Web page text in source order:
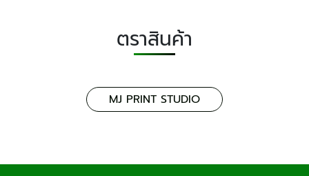
ตราสินค้า
MJ PRINT STUDIO